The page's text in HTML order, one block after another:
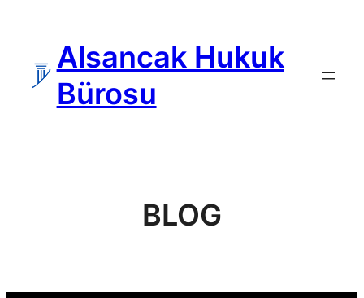
Alsancak Hukuk
Bürosu
BLOG